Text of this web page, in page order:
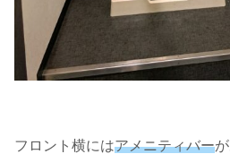
フロント横にはアメニティバー